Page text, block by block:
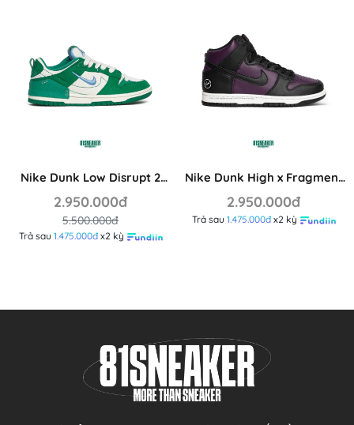
Nike Dunk Low Disrupt 2
2.950.000đ
5.500.000đ
Trả sau 1.475.000đx2 kỳ
Nike Dunk High x Fragment
2.950.000đ
Trả sau 1.475.000đx2 kỳ